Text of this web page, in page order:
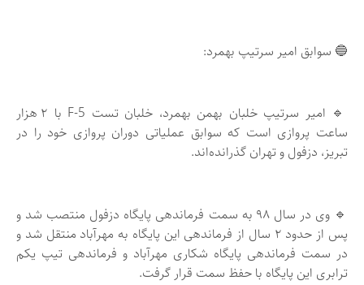
🔵 سوابق امیر سرتیپ بهمرد:
🔹 امیر سرتیپ خلبان بهمن بهمرد، خلبان تست F-5 با ۲ هزار
ساعت پروازی است که سوابق عملیاتی دوران پروازی خود را در
تبریز، دزفول و تهران گذرانده‌اند.
🔹 وی در سال ۹۸ به سمت فرماندهی پایگاه دزفول منتصب شد و
پس از حدود ۲ سال از فرماندهی این پایگاه به مهرآباد منتقل شد و
در سمت فرماندهی پایگاه شکاری مهرآباد و فرماندهی تیپ یکم
ترابری این پایگاه با حفظ سمت قرار گرفت.